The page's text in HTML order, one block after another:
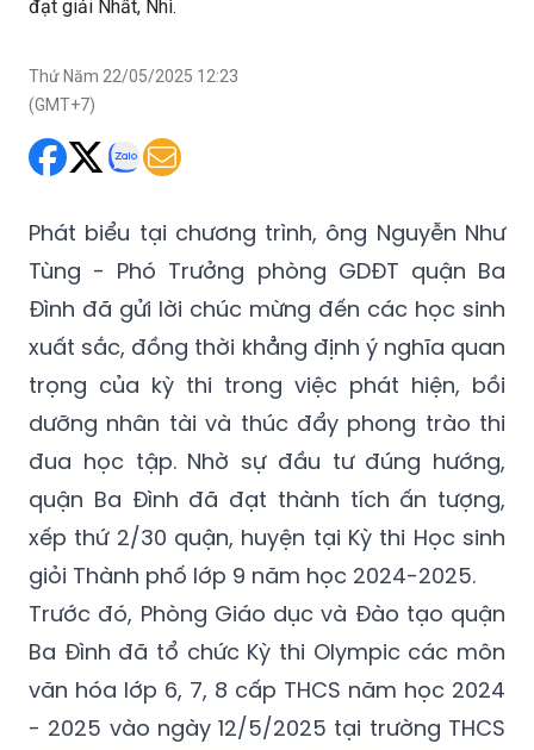
đạt giải Nhất, Nhì.
Thứ Năm 22/05/2025 12:23
(GMT+7)
Phát biểu tại chương trình, ông Nguyễn Như
Tùng - Phó Trưởng phòng GDĐT quận Ba
Đình đã gửi lời chúc mừng đến các học sinh
xuất sắc, đồng thời khẳng định ý nghĩa quan
trọng của kỳ thi trong việc phát hiện, bồi
dưỡng nhân tài và thúc đẩy phong trào thi
đua học tập. Nhờ sự đầu tư đúng hướng,
quận Ba Đình đã đạt thành tích ấn tượng,
xếp thứ 2/30 quận, huyện tại Kỳ thi Học sinh
giỏi Thành phố lớp 9 năm học 2024-2025.
Trước đó, Phòng Giáo dục và Đào tạo quận
Ba Đình đã tổ chức Kỳ thi Olympic các môn
văn hóa lớp 6, 7, 8 cấp THCS năm học 2024
- 2025 vào ngày 12/5/2025 tại trường THCS